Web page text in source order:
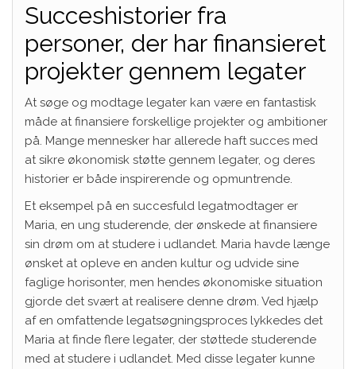
Succeshistorier fra
personer, der har finansieret
projekter gennem legater
At søge og modtage legater kan være en fantastisk
måde at finansiere forskellige projekter og ambitioner
på. Mange mennesker har allerede haft succes med
at sikre økonomisk støtte gennem legater, og deres
historier er både inspirerende og opmuntrende.
Et eksempel på en succesfuld legatmodtager er
Maria, en ung studerende, der ønskede at finansiere
sin drøm om at studere i udlandet. Maria havde længe
ønsket at opleve en anden kultur og udvide sine
faglige horisonter, men hendes økonomiske situation
gjorde det svært at realisere denne drøm. Ved hjælp
af en omfattende legatsøgningsproces lykkedes det
Maria at finde flere legater, der støttede studerende
med at studere i udlandet. Med disse legater kunne